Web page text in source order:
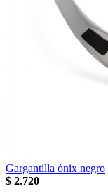
Gargantilla ónix negro
$ 2.720